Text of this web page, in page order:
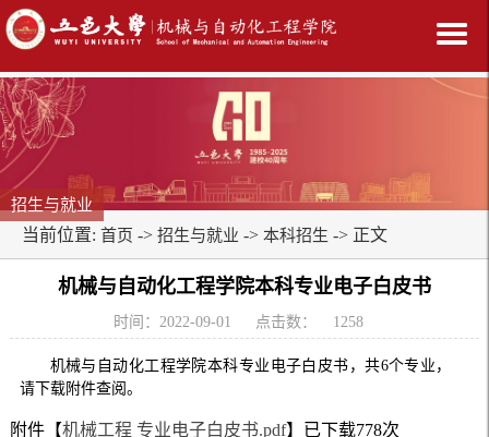
招生与就业
当前位置: 首页 -> 招生与就业 -> 本科招生 -> 正文
机械与自动化工程学院本科专业电子白皮书
时间：2022-09-01 点击数： 1258
机械与自动化工程学院本科专业电子白皮书，共6个专业，
请下载附件查阅。
附件【机械工程 专业电子白皮书.pdf】已下载778次